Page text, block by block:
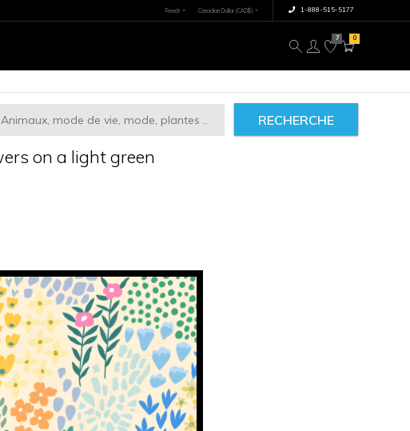
×
RECHERCHE
summer flowers on a light green
SIMILAIRES